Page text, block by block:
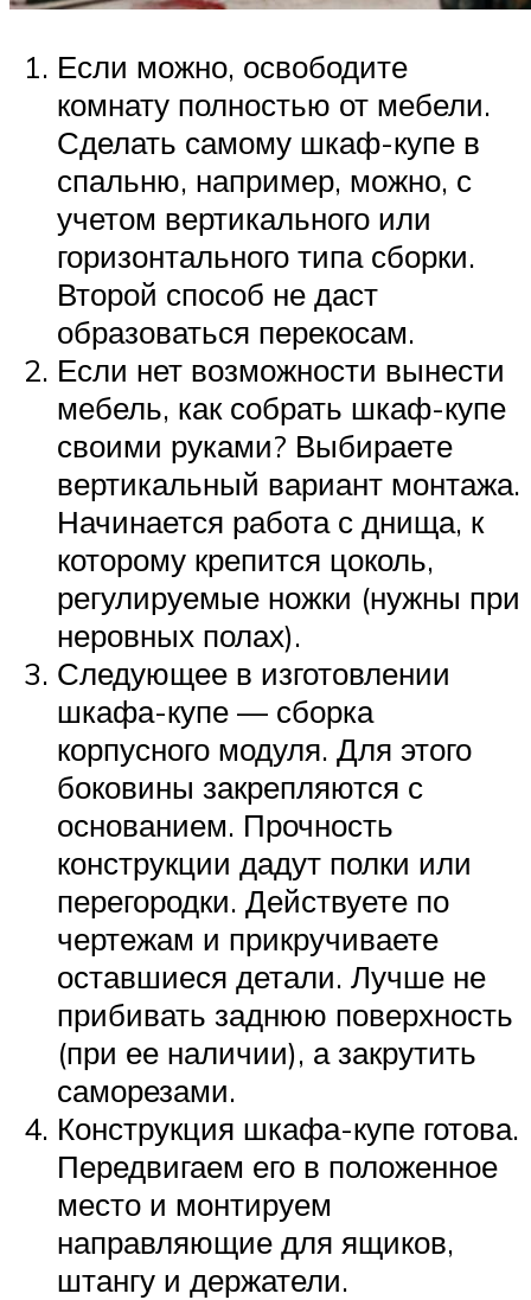
Если можно, освободите
комнату полностью от мебели.
Сделать самому шкаф-купе в
спальню, например, можно, с
учетом вертикального или
горизонтального типа сборки.
Второй способ не даст
образоваться перекосам.
Если нет возможности вынести
мебель, как собрать шкаф-купе
своими руками? Выбираете
вертикальный вариант монтажа.
Начинается работа с днища, к
которому крепится цоколь,
регулируемые ножки (нужны при
неровных полах).
Следующее в изготовлении
шкафа-купе — сборка
корпусного модуля. Для этого
боковины закрепляются с
основанием. Прочность
конструкции дадут полки или
перегородки. Действуете по
чертежам и прикручиваете
оставшиеся детали. Лучше не
прибивать заднюю поверхность
(при ее наличии), а закрутить
саморезами.
Конструкция шкафа-купе готова.
Передвигаем его в положенное
место и монтируем
направляющие для ящиков,
штангу и держатели.